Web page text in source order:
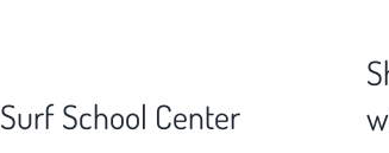
Surf School Center